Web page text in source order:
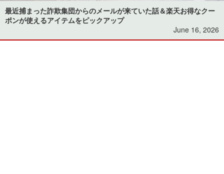
最近捕まった詐欺集団からのメールが来ていた話＆楽天お得なクー
ポンが使えるアイテムをピックアップ
June 16, 2026